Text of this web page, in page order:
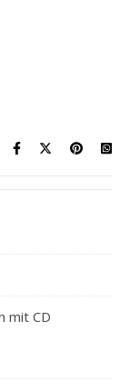
mit CD